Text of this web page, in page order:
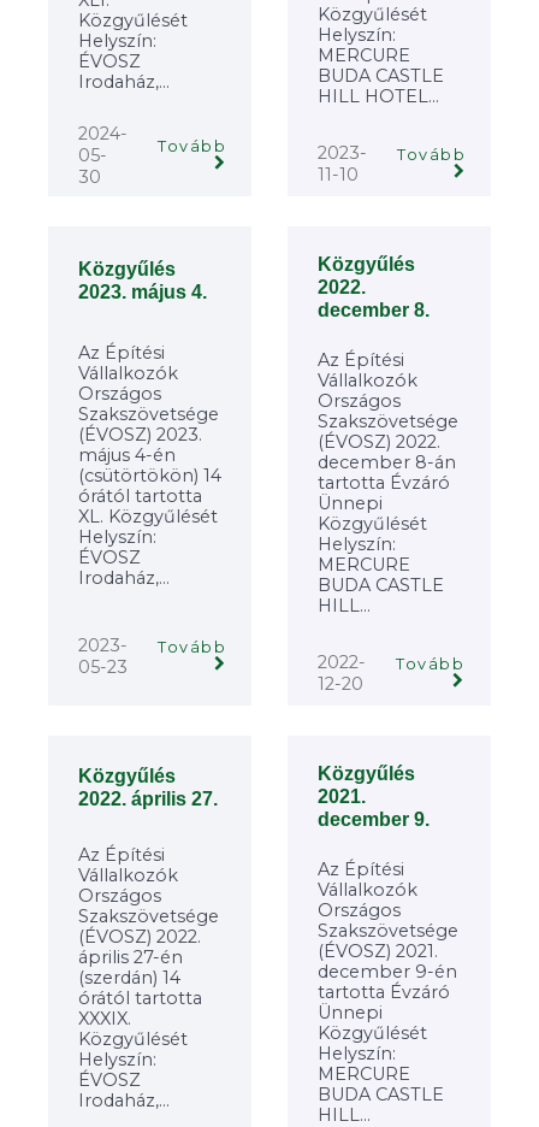
Közgyűlését
Helyszín:
ÉVOSZ
Irodaház,...
2024-
05-
30
Tovább
Közgyűlését
Helyszín:
MERCURE
BUDA CASTLE
HILL HOTEL...
2023-
11-10
Tovább
Közgyűlés
2023. május 4.
Az Építési
Vállalkozók
Országos
Szakszövetsége
(ÉVOSZ) 2023.
május 4-én
(csütörtökön) 14
órától tartotta
XL. Közgyűlését
Helyszín:
ÉVOSZ
Irodaház,...
2023-
05-23
Tovább
Közgyűlés
2022.
december 8.
Az Építési
Vállalkozók
Országos
Szakszövetsége
(ÉVOSZ) 2022.
december 8-án
tartotta Évzáró
Ünnepi
Közgyűlését
Helyszín:
MERCURE
BUDA CASTLE
HILL...
2022-
12-20
Tovább
Közgyűlés
2022. április 27.
Az Építési
Vállalkozók
Országos
Szakszövetsége
(ÉVOSZ) 2022.
április 27-én
(szerdán) 14
órától tartotta
XXXIX.
Közgyűlését
Helyszín:
ÉVOSZ
Irodaház,...
Közgyűlés
2021.
december 9.
Az Építési
Vállalkozók
Országos
Szakszövetsége
(ÉVOSZ) 2021.
december 9-én
tartotta Évzáró
Ünnepi
Közgyűlését
Helyszín:
MERCURE
BUDA CASTLE
HILL...